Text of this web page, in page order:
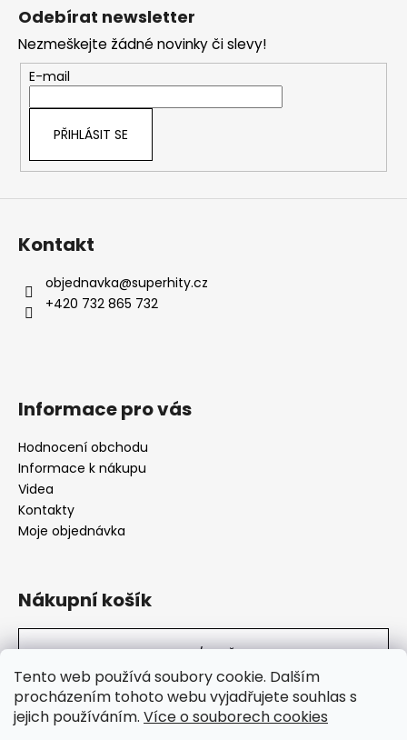
Tento web používá soubory cookie. Dalším
procházením tohoto webu vyjadřujete souhlas s
jejich používáním. Více o souborech cookies
Odebírat newsletter
Nezmeškejte žádné novinky či slevy!
E-mail
PŘIHLÁSIT SE
Kontakt
objednavka@superhity.cz
+420 732 865 732
Informace pro vás
Hodnocení obchodu
Informace k nákupu
Videa
Kontakty
Moje objednávka
Nákupní košík
0KS /0 KČ